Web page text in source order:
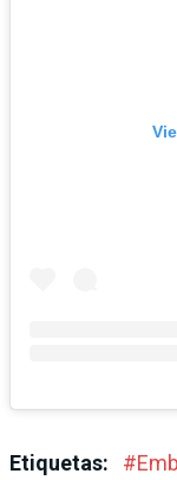
Etiquetas: #